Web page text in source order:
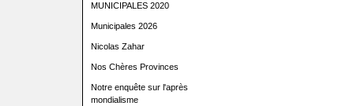
MUNICIPALES 2020
Municipales 2026
Nicolas Zahar
Nos Chères Provinces
Notre enquête sur l'après
mondialisme